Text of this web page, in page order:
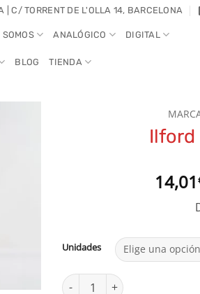
C/ TORRENT DE L'OLLA 14, BARCELONA
ANALÓGICO DIGITAL
BLOG TIENDA
Ilford
14,01
Unidades
Ilford ID-11 - Revelador